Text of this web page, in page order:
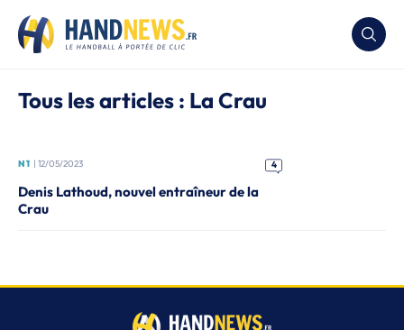
Tous les articles : La Crau
N1 | 12/05/2023 4
Denis Lathoud, nouvel entraîneur de la
Crau